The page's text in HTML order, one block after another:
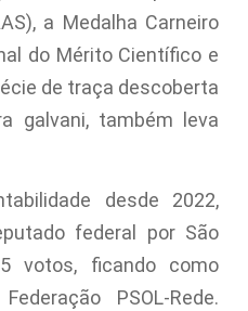
a Medalha Carneiro
do Mérito Científico e
de traça descoberta
galvani, também leva
desde 2022,
federal por São
votos, ficando como
PSOL-Rede.